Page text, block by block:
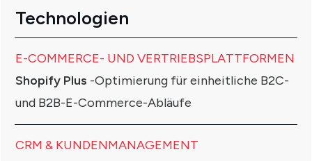
Technologien
E-COMMERCE- UND VERTRIEBSPLATTFORMEN
Shopify Plus -Optimierung für einheitliche B2C-
und B2B-E-Commerce-Abläufe
CRM & KUNDENMANAGEMENT